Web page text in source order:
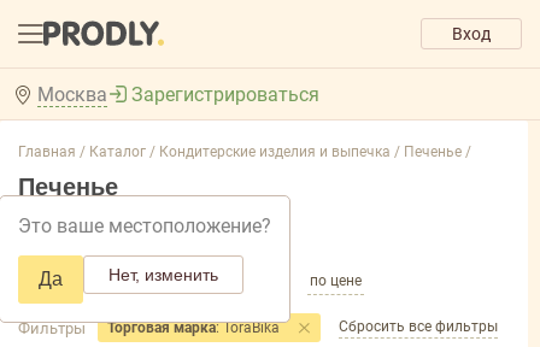
Вход
Москва
Это ваше местоположение?
Да Нет, изменить
Зарегистрироваться
Главная / Каталог / Кондитерские изделия и выпечка / Печенье /
Печенье
Добавить фильтр товаров
по популярности по названию по цене
Фильтры Торговая марка: ToraBika Сбросить все фильтры